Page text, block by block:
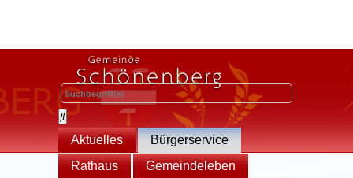
Aktuelles
Bürgerservice
Rathaus
Gemeindeleben